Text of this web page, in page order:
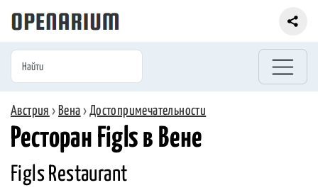
Австрия › Вена › Достопримечательности
Ресторан Figls в Вене
Figls Restaurant